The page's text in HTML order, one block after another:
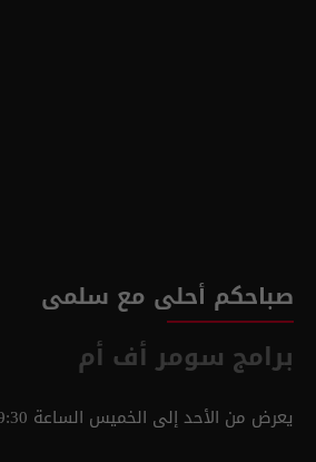
صباحكم أحلى مع سلمى
برامج سومر أف أم
يعرض من الأحد إلى الخميس الساعة 9:30 صباحا